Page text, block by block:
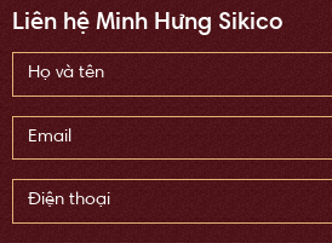
Liên hệ Minh Hưng Sikico